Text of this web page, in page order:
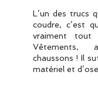
L’un des trucs
coudre, c’est
vraiment tout
Vêtements,
chaussons ! Il
matériel et